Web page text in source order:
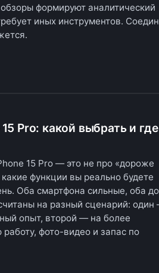
формируют аналитический
иных инструментов.
Pro: какой выбрать и где
15 Pro — это не про «дороже
функции вы реально будете
Оба смартфона сильные, оба
на разный сценарий:
опыт, второй — на более
фото-видео и запас по